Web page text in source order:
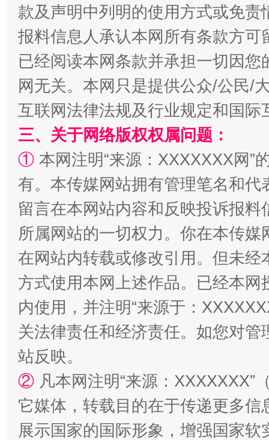
事关残疾人未来5年
规模最大的光氢储一体化项目 走
镜头丨大暑三秋近 山西：
款及声明中列明的使用方式或免责
报料信息人承认本网所有条款方
已经阅读本网条款并承担一切因
网无关。本网只是提供公众/公民/
互联网法律法规及行业规定和国
三、关于网络版权权属问题：
① 本网注明“来源：XXXXXXX网”
有。本传媒网站拥有管理笔名和
留言在本网站内容和反映投诉报
所属网站的一切权力。你在本传
在网站内转载或修改引用。但未
方式使用本网上述作品。已经本
内使用，并注明“来源于：
关法律责任和经济责任。如您对
站反映。
② 凡本网注明“来源：
它媒体，转载目的在于传递更多
展示国家的国际形象，增强国家